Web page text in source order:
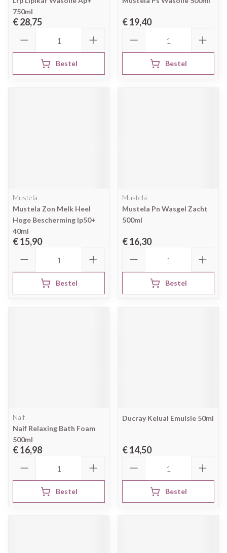
750ml
€ 28,75
Bestel
€ 19,40
Bestel
Mustela
Mustela Zon Melk Heel
Hoge Bescherming Ip50+
40ml
€ 15,90
Bestel
Mustela
Mustela Pn Wasgel Zacht
500ml
€ 16,30
Bestel
Naif
Naif Relaxing Bath Foam
500ml
€ 16,98
Bestel
Ducray Kelual Emulsie 50ml
€ 14,50
Bestel